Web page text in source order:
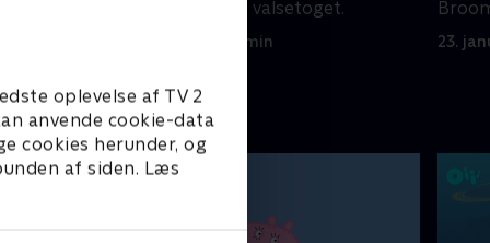
oplevelse af TV 2
anvende cookie-data
cookies herunder, og
af siden. Læs
Bamse Broom og valsetoget.
23. januar 2021 • 4 min 23.